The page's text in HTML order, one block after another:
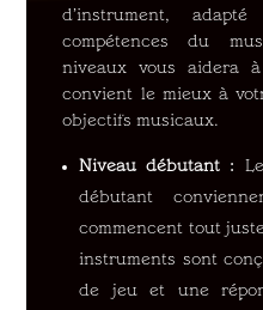
d’instrument,
compétences du
niveaux vous aidera
convient le mieux à
objectifs musicaux.
Niveau débutant :
débutant
commencent tout
instruments sont
de jeu et une